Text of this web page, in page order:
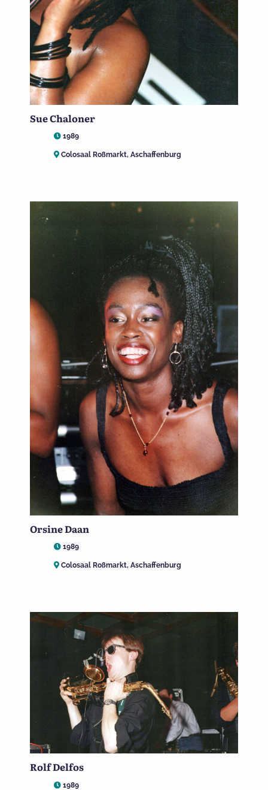
Sue Chaloner
1989
Colosaal Roßmarkt, Aschaffenburg
Orsine Daan
1989
Colosaal Roßmarkt, Aschaffenburg
Rolf Delfos
1989